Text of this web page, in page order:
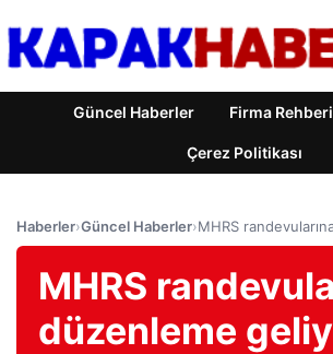
Güncel Haberler Firma Rehberi
Çerez Politikası
Haberler›Güncel Haberler›MHRS
MHRS
düzenleme